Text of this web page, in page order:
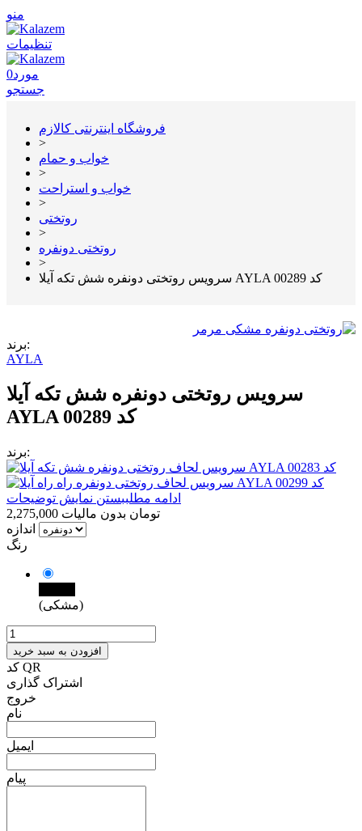
منو
تنظیمات
0مورد
جستجو
فروشگاه اینترنتی کالازم
>
خواب و حمام
>
خواب و استراحت
>
روتختی
>
روتختی دونفره
>
سرویس روتختی دونفره شش تکه آیلا AYLA کد 00289
برند:
AYLA
سرویس روتختی دونفره شش تکه آیلا
AYLA کد 00289
برند:
ادامه مطلببستن نمایش توضیحات
2,275,000 تومان بدون مالیات
اندازه
رنگ
(مشکی)
افزودن به سبد خرید
کد QR
اشتراک گذاری
خروج
نام
ایمیل
پیام